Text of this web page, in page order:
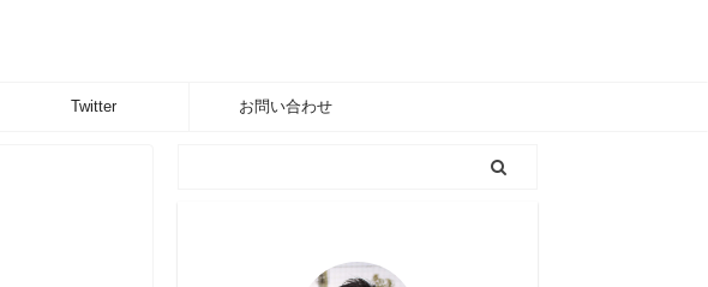
Twitter お問い合わせ